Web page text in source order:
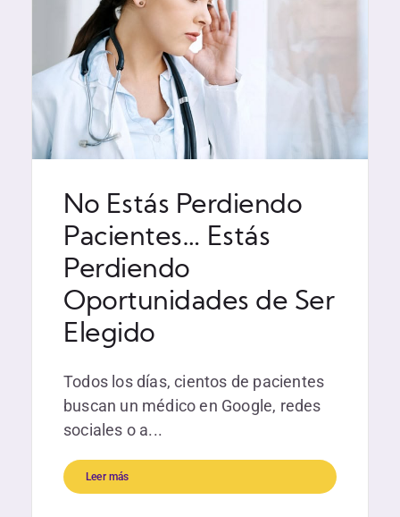
No Estás Perdiendo
Pacientes… Estás
Perdiendo
Oportunidades de Ser
Elegido
Todos los días, cientos de pacientes
buscan un médico en Google, redes
sociales o a...
Leer más